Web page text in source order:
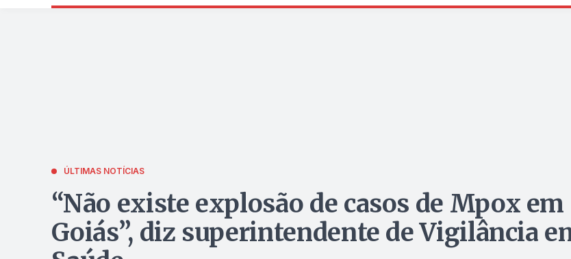
ÚLTIMAS NOTÍCIAS
“Não existe explosão de casos de Mpox em
Goiás”, diz superintendente de Vigilância